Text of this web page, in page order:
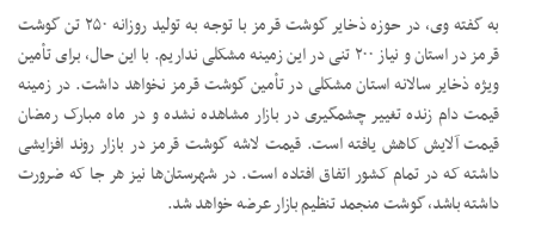
به گفته وی، در حوزه ذخایر گوشت قرمز با توجه به تولید روزانه ۲۵۰ تن گوشت
قرمز در استان و نیاز ۲۰۰ تنی در این زمینه مشکلی نداریم. با این حال، برای تأمین
ویژه ذخایر سالانه استان مشکلی در تأمین گوشت قرمز نخواهد داشت. در زمینه
قیمت دام زنده تغییر چشمگیری در بازار مشاهده نشده و در ماه مبارک رمضان
قیمت آلایش کاهش یافته است. قیمت لاشه گوشت قرمز در بازار روند افزایشی
داشته که در تمام کشور اتفاق افتاده است. در شهرستان‌ها نیز هر جا که ضرورت
داشته باشد، گوشت منجمد تنظیم بازار عرضه خواهد شد.